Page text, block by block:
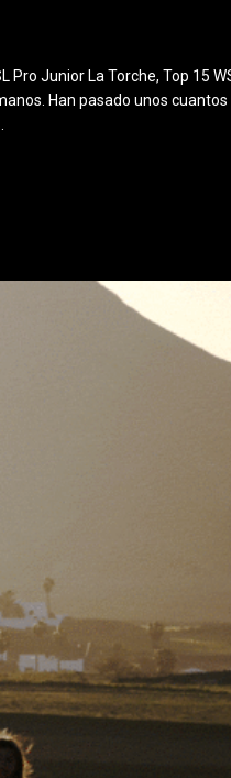
Junior La Torche, Top 15
Han pasado unos